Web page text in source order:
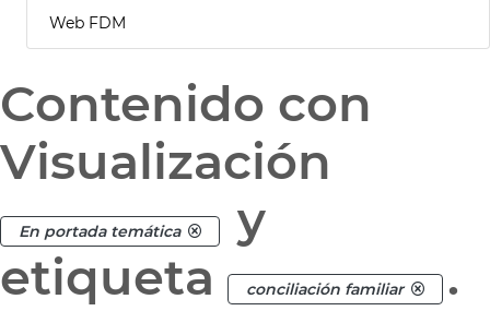
Web FDM
Contenido con
Visualización
En portada temática
y
etiqueta
conciliación familiar .